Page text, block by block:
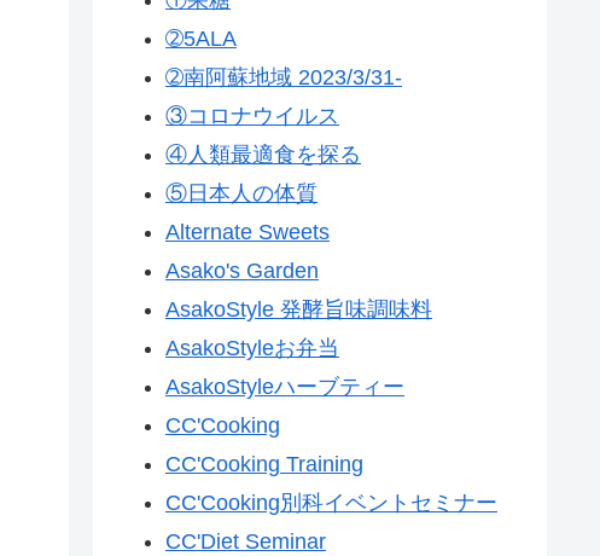
➁5ALA
➁南阿蘇地域 2023/3/31-
③コロナウイルス
④人類最適食を探る
⑤日本人の体質
Alternate Sweets
Asako's Garden
AsakoStyle 発酵旨味調味料
AsakoStyleお弁当
AsakoStyleハーブティー
CC'Cooking
CC'Cooking Training
CC'Cooking別科イベントセミナー
CC'Diet Seminar